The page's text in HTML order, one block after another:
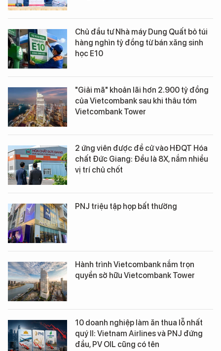
Chủ đầu tư Nhà máy Dung Quất bỏ túi
hàng nghìn tỷ đồng từ bán xăng sinh
học E10
"Giải mã" khoản lãi hơn 2.900 tỷ đồng
của Vietcombank sau khi thâu tóm
Vietcombank Tower
2 ứng viên được đề cử vào HĐQT Hóa
chất Đức Giang: Đều là 8X, nắm nhiều
vị trí chủ chốt
PNJ triệu tập họp bất thường
Hành trình Vietcombank nắm trọn
quyền sở hữu Vietcombank Tower
10 doanh nghiệp làm ăn thua lỗ nhất
quý II: Vietnam Airlines và PNJ đứng
đầu, PV OIL cũng có tên